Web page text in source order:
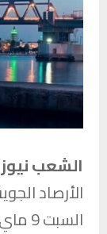
الشعب
الأرصاد